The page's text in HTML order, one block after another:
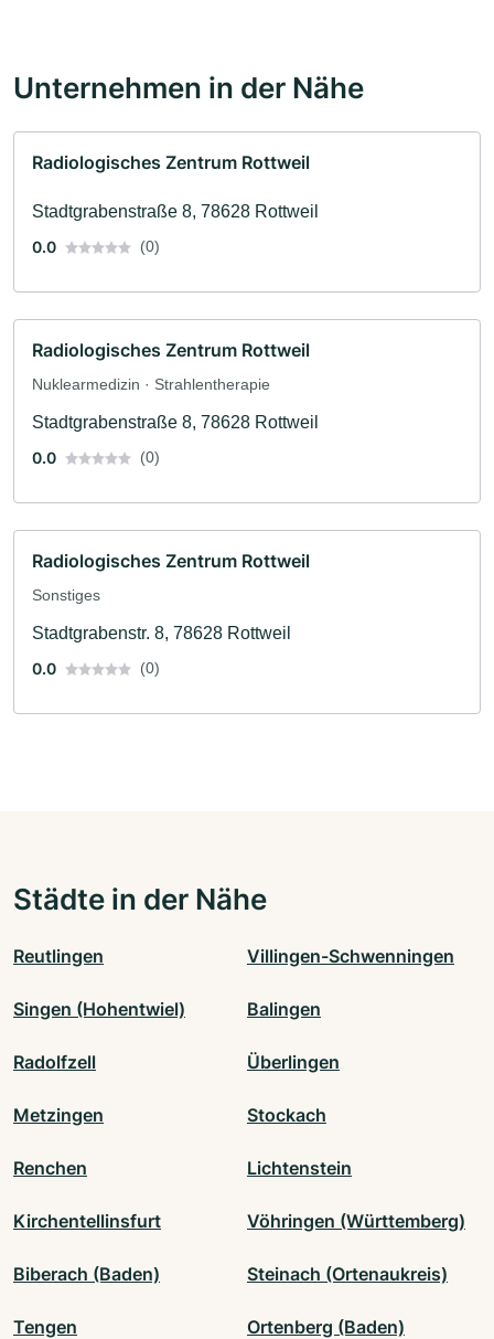
Unternehmen in der Nähe
Radiologisches Zentrum Rottweil
Stadtgrabenstraße 8, 78628 Rottweil
0.0
(0)
Radiologisches Zentrum Rottweil
Nuklearmedizin · Strahlentherapie
Stadtgrabenstraße 8, 78628 Rottweil
0.0
(0)
Radiologisches Zentrum Rottweil
Sonstiges
Stadtgrabenstr. 8, 78628 Rottweil
0.0
(0)
Städte in der Nähe
Reutlingen Villingen-Schwenningen
Singen (Hohentwiel) Balingen
Radolfzell Überlingen
Metzingen Stockach
Renchen Lichtenstein
Kirchentellinsfurt Vöhringen (Württemberg)
Biberach (Baden) Steinach (Ortenaukreis)
Tengen Ortenberg (Baden)